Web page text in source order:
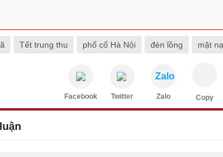
Tết trung thu phố cổ Hà Nội đèn lồng mặt
Facebook Twitter
Zalo
Zalo Copy